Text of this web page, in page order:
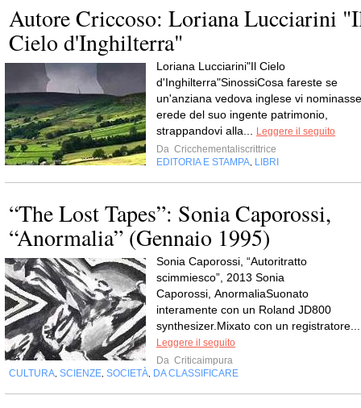
Autore Criccoso: Loriana Lucciarini
Cielo d'Inghilterra"
Loriana Lucciarini"Il Cielo
d'Inghilterra"SinossiCosa fareste se
un'anziana vedova inglese vi nominasse
erede del suo ingente patrimonio,
strappandovi alla...
Leggere il seguito
Da Cricchementaliscrittrice
EDITORIA E STAMPA LIBRI
“The Lost Tapes”: Sonia Caporossi,
“Anormalia” (Gennaio 1995)
Sonia Caporossi, “Autoritratto
scimmiesco”, 2013 Sonia
Caporossi, AnormaliaSuonato
interamente con un Roland JD800
synthesizer.Mixato con un registratore...
Leggere il seguito
Da Criticaimpura
CULTURA SCIENZE SOCIETÀ DA CLASSIFICARE